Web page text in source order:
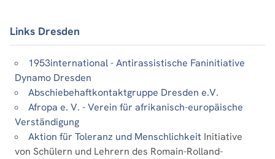
Links Dresden
1953international - Antirassistische Faninitiative
Dynamo Dresden
Abschiebehaftkontaktgruppe Dresden e.V.
Afropa e. V. - Verein für afrikanisch-europäische
Verständigung
Aktion für Toleranz und Menschlichkeit Initiative
von Schülern und Lehrern des Romain-Rolland-